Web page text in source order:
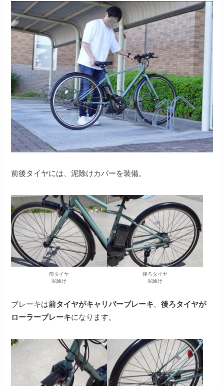
前後タイヤには、泥除けカバーを装備。
前タイヤ
泥除け
後ろタイヤ
泥除け
ブレーキは前タイヤがキャリパーブレーキ、後ろタイヤが
ローラーブレーキになります。